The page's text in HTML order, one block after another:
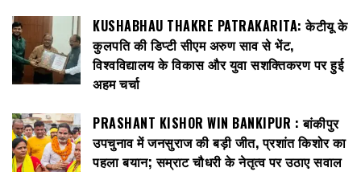
KUSHABHAU THAKRE PATRAKARITA: केटीयू के
कुलपति की डिप्टी सीएम अरुण साव से भेंट,
विश्वविद्यालय के विकास और युवा सशक्तिकरण पर हुई
अहम चर्चा
PRASHANT KISHOR WIN BANKIPUR : बांकीपुर
उपचुनाव में जनसुराज की बड़ी जीत, प्रशांत किशोर का
पहला बयान; सम्राट चौधरी के नेतृत्व पर उठाए सवाल